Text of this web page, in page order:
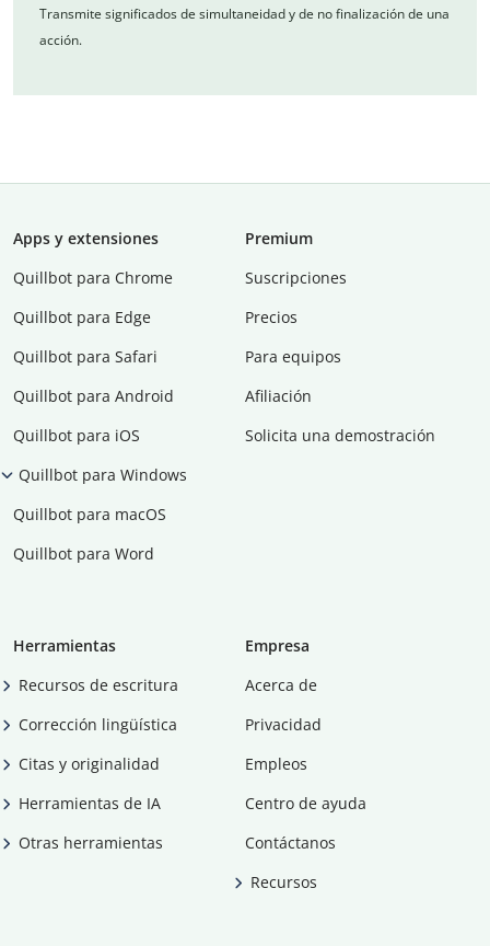
Transmite significados de simultaneidad y de no finalización de una
acción.
Apps y extensiones
Quillbot para Chrome
Quillbot para Edge
Quillbot para Safari
Quillbot para Android
Quillbot para iOS
Quillbot para Windows
Quillbot para macOS
Quillbot para Word
Premium
Suscripciones
Precios
Para equipos
Afiliación
Solicita una demostración
Herramientas
Recursos de escritura
Corrección lingüística
Citas y originalidad
Herramientas de IA
Otras herramientas
Empresa
Acerca de
Privacidad
Empleos
Centro de ayuda
Contáctanos
Recursos